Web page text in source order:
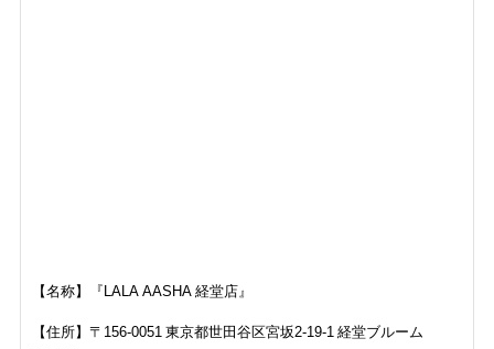
【名称】『LALA AASHA 経堂店』
【住所】 〒156-0051 東京都世田谷区宮坂2-19-1 経堂ブルーム